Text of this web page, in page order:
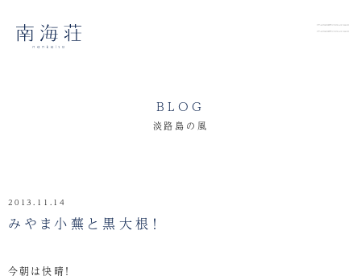
BLOG
淡路島の風
2013.11.14
みやま小蕪と黒大根！
今朝は快晴！